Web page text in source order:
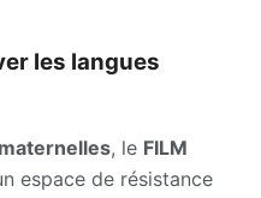
les langues
, le FILM
espace de résistance